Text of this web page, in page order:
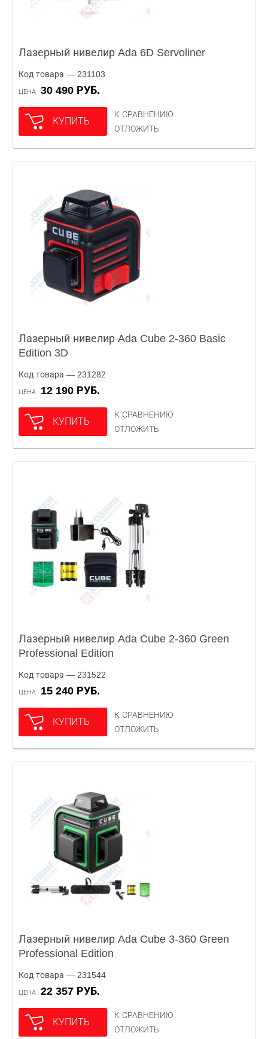
Лазерный нивелир Ada 6D Servoliner
Код товара — 231103
ЦЕНА 30 490 РУБ.
КУПИТЬ
К СРАВНЕНИЮ
ОТЛОЖИТЬ
Лазерный нивелир Ada Cube 2-360 Basic
Edition 3D
Код товара — 231282
ЦЕНА 12 190 РУБ.
КУПИТЬ
К СРАВНЕНИЮ
ОТЛОЖИТЬ
Лазерный нивелир Ada Cube 2-360 Green
Professional Edition
Код товара — 231522
ЦЕНА 15 240 РУБ.
КУПИТЬ
К СРАВНЕНИЮ
ОТЛОЖИТЬ
Лазерный нивелир Ada Cube 3-360 Green
Professional Edition
Код товара — 231544
ЦЕНА 22 357 РУБ.
КУПИТЬ
К СРАВНЕНИЮ
ОТЛОЖИТЬ